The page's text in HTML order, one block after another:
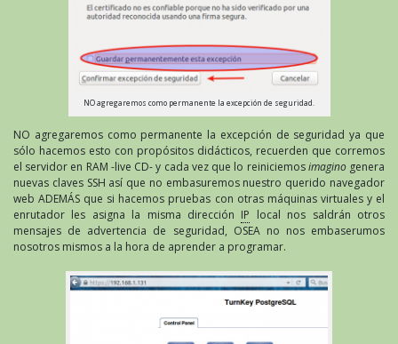
NO agregaremos como permanente la excepción de seguridad.
NO agregaremos como permanente la excepción de seguridad ya que
sólo hacemos esto con propósitos didácticos, recuerden que corremos
el servidor en RAM -live CD- y cada vez que lo reiniciemosimagino genera
nuevas claves SSH así que no embasuremos nuestro querido navegador
web ADEMÁS que si hacemos pruebas con otras máquinas virtuales y el
enrutador les asigna la misma dirección IP local nos saldrán otros
mensajes de advertencia de seguridad, OSEA no nos embaserumos
nosotros mismos a la hora de aprender a programar.